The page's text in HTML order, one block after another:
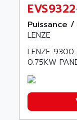
Puissance
LENZE
LENZE 9300
0.75KW